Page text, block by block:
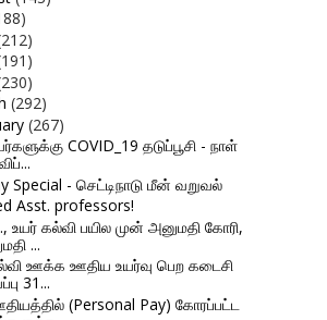
(292)
(267)
COVID_19 தடுப்பூசி - நாள்
Special - செட்டிநாடு மீன் வறுவல்
Asst. professors!
உயர் கல்வி பயில முன் அனுமதி கோரி,
...
ஊக்க ஊதிய உயர்வு பெற கடைசி
31...
(Personal Pay) கோரப்பட்ட